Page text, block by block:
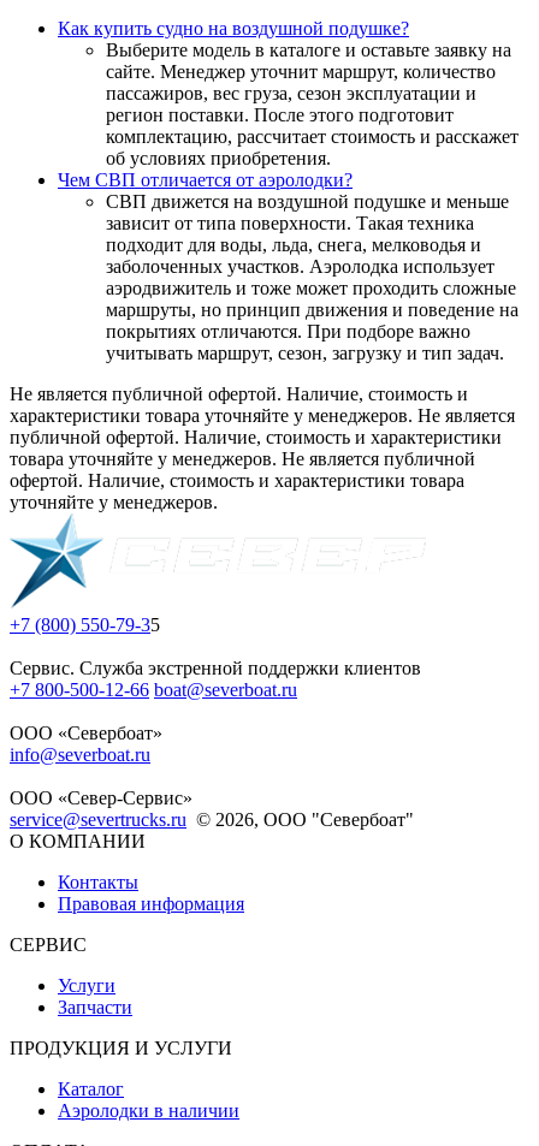
Как купить судно на воздушной подушке?
Выберите модель в каталоге и оставьте заявку на
сайте. Менеджер уточнит маршрут, количество
пассажиров, вес груза, сезон эксплуатации и
регион поставки. После этого подготовит
комплектацию, рассчитает стоимость и расскажет
об условиях приобретения.
Чем СВП отличается от аэролодки?
СВП движется на воздушной подушке и меньше
зависит от типа поверхности. Такая техника
подходит для воды, льда, снега, мелководья и
заболоченных участков. Аэролодка использует
аэродвижитель и тоже может проходить сложные
маршруты, но принцип движения и поведение на
покрытиях отличаются. При подборе важно
учитывать маршрут, сезон, загрузку и тип задач.
Не является публичной офертой. Наличие, стоимость и
характеристики товара уточняйте у менеджеров. Не является
публичной офертой. Наличие, стоимость и характеристики
товара уточняйте у менеджеров. Не является публичной
офертой. Наличие, стоимость и характеристики товара
уточняйте у менеджеров.
+7 (800) 550-79-35
Сервис. Служба экстренной поддержки клиентов
+7 800-500-12-66 boat@severboat.ru
ООО «Севербоат»
info@severboat.ru
ООО «Север-Сервис»
service@severtrucks.ru © 2026, ООО "Севербоат"
О КОМПАНИИ
Контакты
Правовая информация
СЕРВИС
Услуги
Запчасти
ПРОДУКЦИЯ И УСЛУГИ
Каталог
Аэролодки в наличии